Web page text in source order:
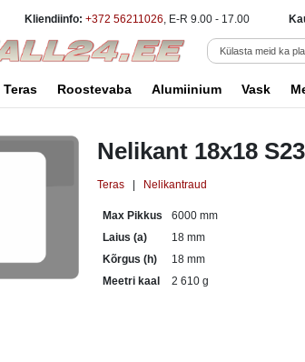
Kliendiinfo: +372 56211026, E-R 9.00 - 17.00
Külasta meid ka
Teras Roostevaba Alumiinium Vask
Nelikant 18x18
Teras Nelikantraud
Max Pikkus
6000 mm
Laius (a)
18 mm
Kõrgus (h)
18 mm
Meetri kaal
2 610 g